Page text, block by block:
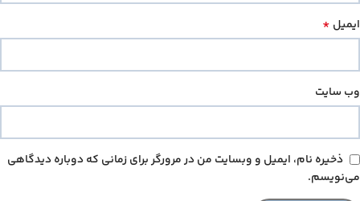
ایمیل *
وب‌ سایت
ذخیره نام، ایمیل و وبسایت من در مرورگر برای زمانی که دوباره دیدگاهی
می‌نویسم.